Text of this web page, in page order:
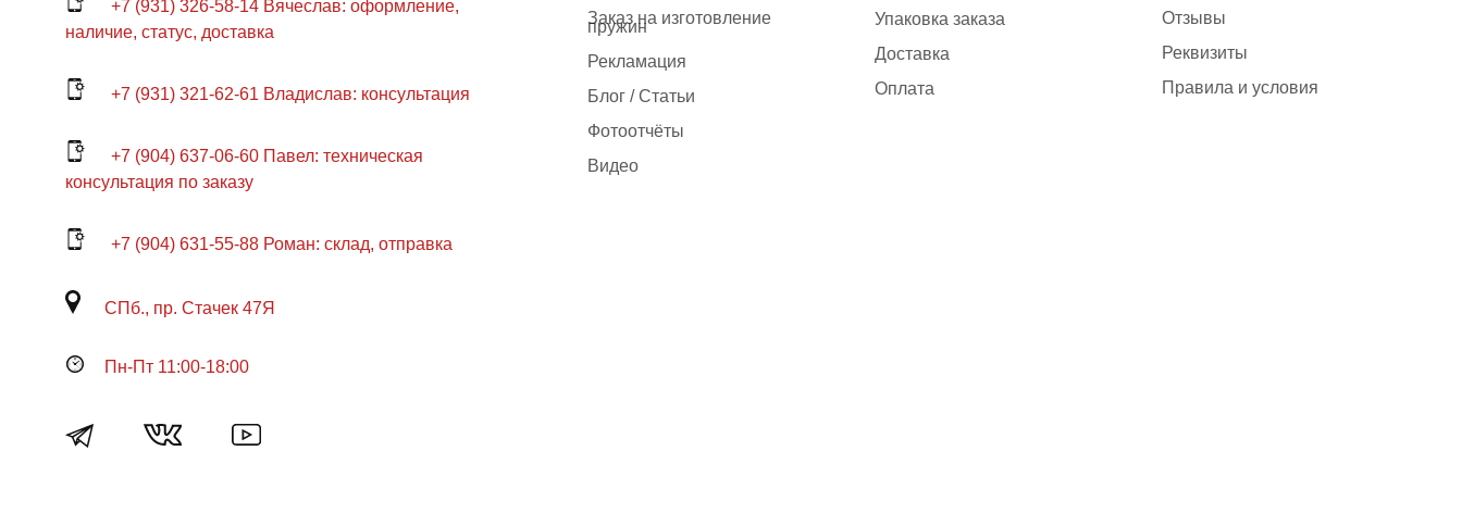
+7 (931) 326-58-14 Вячеслав: оформление,
наличие, статус, доставка
+7 (931) 321-62-61 Владислав: консультация
+7 (904) 637-06-60 Павел: техническая
консультация по заказу
+7 (904) 631-55-88 Роман: склад, отправка
СПб., пр. Стачек 47Я
Пн-Пт 11:00-18:00
Заказ на изготовление
пружин
Рекламация
Блог / Статьи
Фотоотчёты
Видео
Упаковка заказа
Доставка
Оплата
Отзывы
Реквизиты
Правила и условия